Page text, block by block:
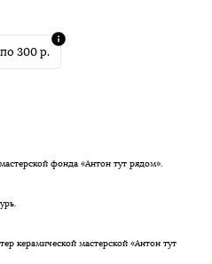
300 р.
фонда «Антон тут рядом».
керамической мастерской «Антон тут